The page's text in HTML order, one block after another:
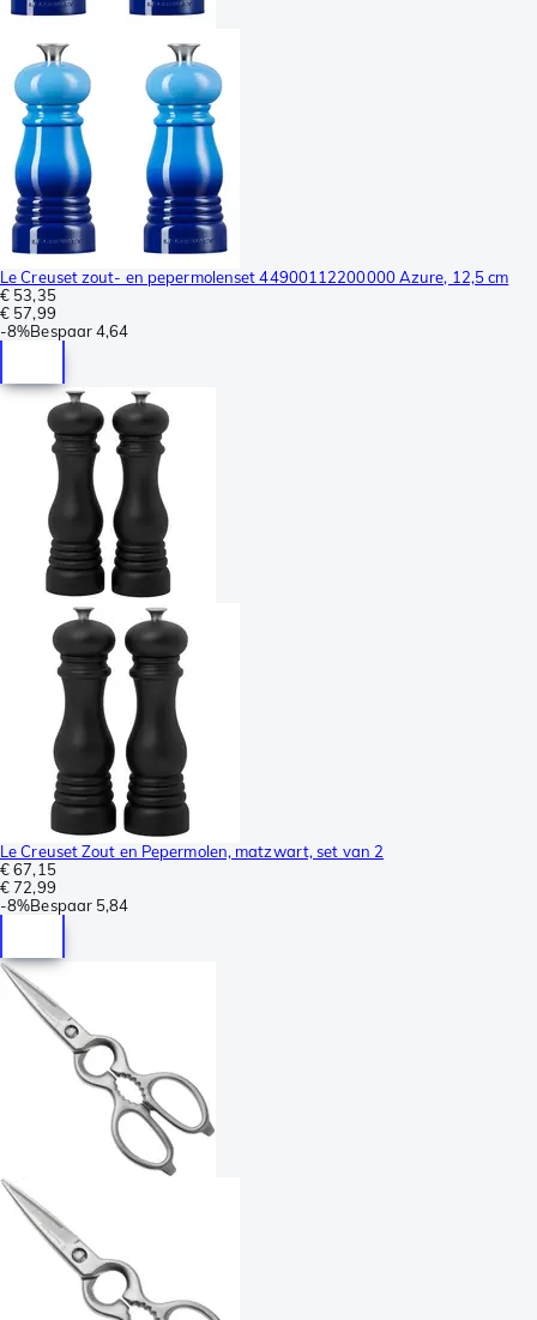
Le Creuset zout- en pepermolenset 44900112200000 Azure, 12,5 cm
€ 53,35
€ 57,99
-8%Bespaar4,64
Le Creuset Zout en Pepermolen, matzwart, set van 2
€ 67,15
€ 72,99
-8%Bespaar 5,84